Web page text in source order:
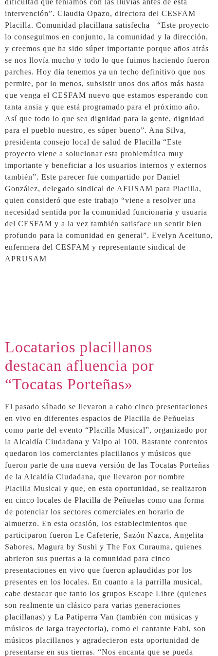
dificultad que teníamos con las lluvias antes de esta
intervención”. Claudia Opazo, directora del CESFAM
Placilla. Comunidad placillana satisfecha “Este proyecto
lo conseguimos en conjunto, la comunidad y la dirección,
y creemos que ha sido súper importante porque años atrás
se nos llovía mucho y todo lo que fuimos haciendo fueron
parches. Hoy día tenemos ya un techo definitivo que nos
permite, por lo menos, subsistir unos dos años más hasta
que venga el CESFAM nuevo que estamos esperando con
tanta ansia y que está programado para el próximo año.
Así que todo lo que sea dignidad para la gente, dignidad
para el pueblo nuestro, es súper bueno”. Ana Silva,
presidenta consejo local de salud de Placilla “Este
proyecto viene a solucionar esta problemática muy
importante y beneficiar a los usuarios internos y externos
también”. Este parecer fue compartido por Daniel
González, delegado sindical de AFUSAM para Placilla,
quien consideró que este trabajo “viene a resolver una
necesidad sentida por la comunidad funcionaria y usuaria
del CESFAM y a la vez también satisface un sentir bien
profundo para la comunidad en general”. Evelyn Aceituno,
enfermera del CESFAM y representante sindical de
APRUSAM
Locatarios placillanos
destacan afluencia por
“Tocatas Porteñas»
El pasado sábado se llevaron a cabo cinco presentaciones
en vivo en diferentes espacios de Placilla de Peñuelas
como parte del evento “Placilla Musical”, organizado por
la Alcaldía Ciudadana y Valpo al 100. Bastante contentos
quedaron los comerciantes placillanos y músicos que
fueron parte de una nueva versión de las Tocatas Porteñas
de la Alcaldía Ciudadana, que llevaron por nombre
Placilla Musical y que, en esta oportunidad, se realizaron
en cinco locales de Placilla de Peñuelas como una forma
de potenciar los sectores comerciales en horario de
almuerzo. En esta ocasión, los establecimientos que
participaron fueron Le Cafeteríe, Sazón Nazca, Angelita
Sabores, Magura by Sushi y The Fox Curauma, quienes
abrieron sus puertas a la comunidad para cinco
presentaciones en vivo que fueron aplaudidas por los
presentes en los locales. En cuanto a la parrilla musical,
cabe destacar que tanto los grupos Escape Libre (quienes
son realmente un clásico para varias generaciones
placillanas) y La Patiperra Van (también con músicas y
músicos de larga trayectoria), como el cantante Fabi, son
músicos placillanos y agradecieron esta oportunidad de
presentarse en sus tierras. “Nos encanta que se pueda